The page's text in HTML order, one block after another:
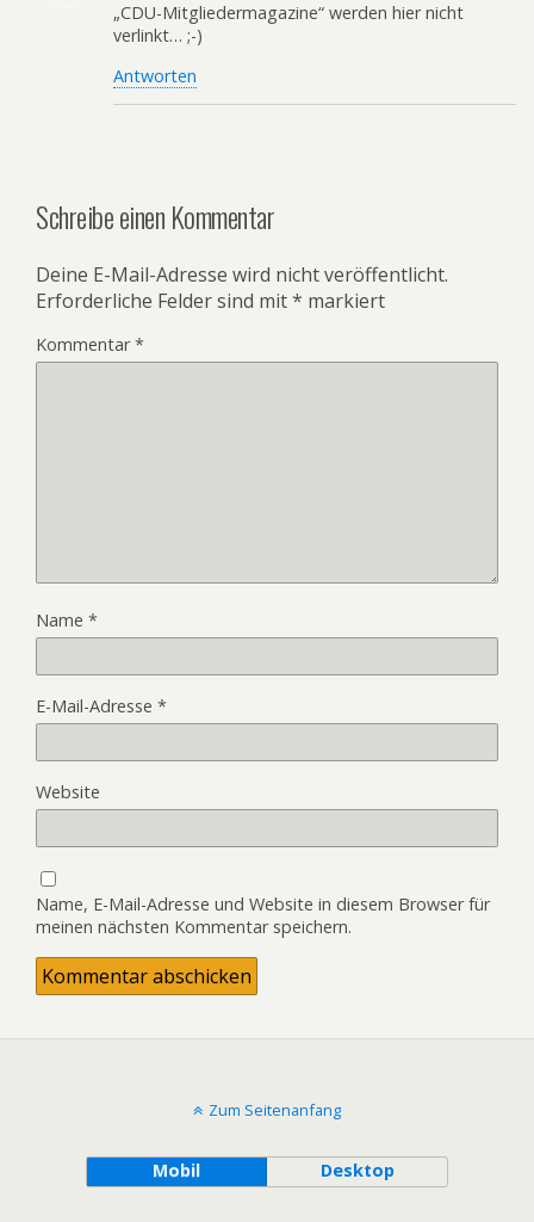
„CDU-Mitgliedermagazine“ werden hier nicht
verlinkt… ;-)
Antworten
Schreibe einen Kommentar
Deine E-Mail-Adresse wird nicht veröffentlicht.
Erforderliche Felder sind mit* markiert
Kommentar*
Name *
E-Mail-Adresse *
Website
Name, E-Mail-Adresse und Website in diesem Browser für
meinen nächsten Kommentar speichern.
Zum Seitenanfang
Mobil Desktop